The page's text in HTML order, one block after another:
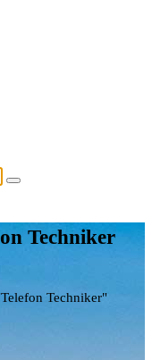
Techniker
Techniker"